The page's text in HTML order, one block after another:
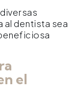
al dentista sea
el